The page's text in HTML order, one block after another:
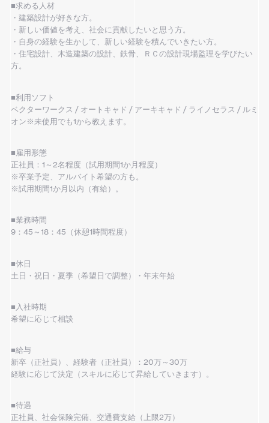
■求める人材
・建築設計が好きな方。
・新しい価値を考え、社会に貢献したいと思う方。
・自身の経験を生かして、新しい経験を積んでいきたい方。
・住宅設計、木造建築の設計、鉄骨、ＲＣの設計現場監理を学びたい
方。
■利用ソフト
ベクターワークス / オートキャド / アーキキャド / ライノセラス / ルミ
オン※未使用でも1から教えます。
■雇用形態
正社員：1～2名程度（試用期間1か月程度）
※卒業予定、アルバイト希望の方も。
※試用期間1か月以内（有給）。
■業務時間
9：45～18：45（休憩1時間程度）
■休日
土日・祝日・夏季（希望日で調整）・年末年始
■入社時期
希望に応じて相談
■給与
新卒（正社員）、経験者（正社員）：20万～30万
経験に応じて決定（スキルに応じて昇給していきます）。
■待遇
正社員、社会保険完備、交通費支給（上限2万）